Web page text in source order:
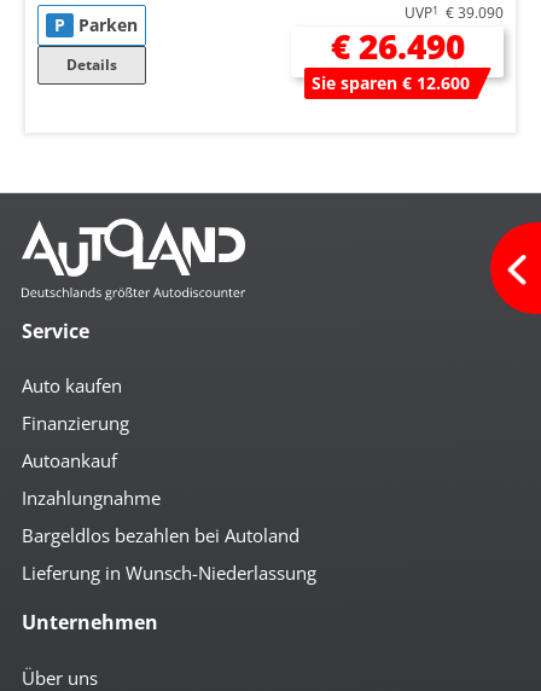
P Parken
Details
UVP1 € 39.090
€ 26.490
Sie sparen € 12.600
Service
Auto kaufen
Finanzierung
Autoankauf
Inzahlungnahme
Bargeldlos bezahlen bei Autoland
Lieferung in Wunsch-Niederlassung
Unternehmen
Über uns